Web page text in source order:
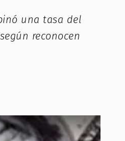
una tasa del
reconocen